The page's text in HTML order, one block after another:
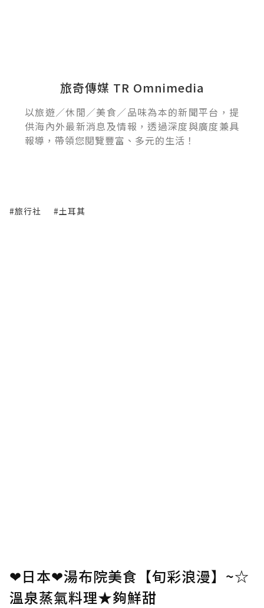
旅奇傳媒 TR Omnimedia
以旅遊／休閒／美食／品味為本的新聞平台，提
供海內外最新消息及情報，透過深度與廣度兼具
報導，帶領您閱覽豐富、多元的生活！
#旅行社 #土耳其
❤日本❤湯布院美食【旬彩浪漫】~☆
溫泉蒸氣料理★夠鮮甜